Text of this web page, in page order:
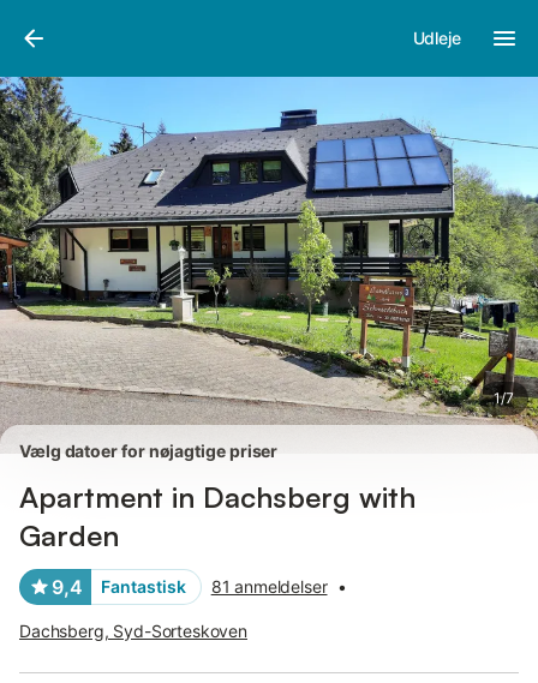
Udleje
1/7
Billeder
Vælg datoer for nøjagtige priser
Apartment in Dachsberg with
Garden
9,4 Fantastisk 81 anmeldelser •
Dachsberg, Syd-Sorteskoven